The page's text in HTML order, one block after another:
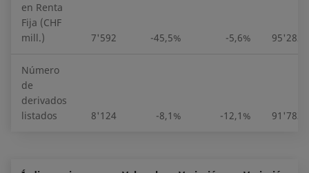
en Renta
Fija (CHF
mill.)
7'592 -45,5% -5,6% 95'282
Número
de
derivados
listados
8'124 -8,1% -12,1% 91'783